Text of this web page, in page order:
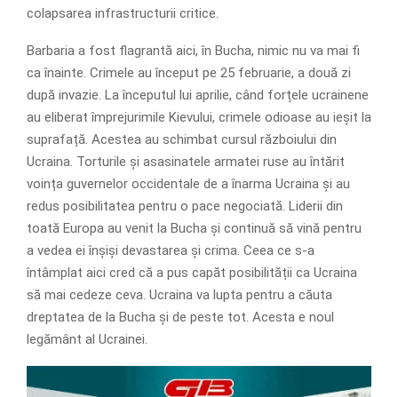
colapsarea infrastructurii critice.
Barbaria a fost flagrantă aici, în Bucha, nimic nu va mai fi
ca înainte. Crimele au început pe 25 februarie, a două zi
după invazie. La începutul lui aprilie, când forțele ucrainene
au eliberat împrejurimile Kievului, crimele odioase au ieșit la
suprafață. Acestea au schimbat cursul războiului din
Ucraina. Torturile și asasinatele armatei ruse au întărit
voința guvernelor occidentale de a înarma Ucraina și au
redus posibilitatea pentru o pace negociată. Liderii din
toată Europa au venit la Bucha și continuă să vină pentru
a vedea ei înșiși devastarea și crima. Ceea ce s-a
întâmplat aici cred că a pus capăt posibilității ca Ucraina
să mai cedeze ceva. Ucraina va lupta pentru a căuta
dreptatea de la Bucha și de peste tot. Acesta e noul
legământ al Ucrainei.